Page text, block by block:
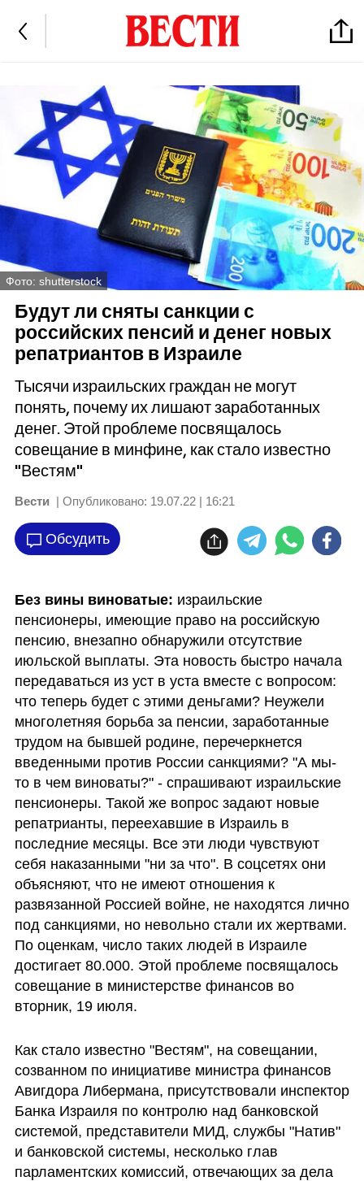
Фото: shutterstock
Будут ли сняты санкции с
российских пенсий и денег новых
репатриантов в Израиле
Тысячи израильских граждан не могут
понять, почему их лишают заработанных
денег. Этой проблеме посвящалось
совещание в минфине, как стало известно
"Вестям"
Вести | Опубликовано: 19.07.22 | 16:21
Обсудить
Без вины виноватые: израильские
пенсионеры, имеющие право на российскую
пенсию, внезапно обнаружили отсутствие
июльской выплаты. Эта новость быстро начала
передаваться из уст в уста вместе с вопросом:
что теперь будет с этими деньгами? Неужели
многолетняя борьба за пенсии, заработанные
трудом на бывшей родине, перечеркнется
введенными против России санкциями? "А мы-
то в чем виноваты?" - спрашивают израильские
пенсионеры. Такой же вопрос задают новые
репатрианты, переехавшие в Израиль в
последние месяцы. Все эти люди чувствуют
себя наказанными "ни за что". В соцсетях они
объясняют, что не имеют отношения к
развязанной Россией войне, не находятся лично
под санкциями, но невольно стали их жертвами.
По оценкам, число таких людей в Израиле
достигает 80.000. Этой проблеме посвящалось
совещание в министерстве финансов во
вторник, 19 июля.
Как стало известно "Вестям", на совещании,
созванном по инициативе министра финансов
Авигдора Либермана, присутствовали инспектор
Банка Израиля по контролю над банковской
системой, представители МИД, службы "Натив"
и банковской системы, несколько глав
парламентских комиссий, отвечающих за дела